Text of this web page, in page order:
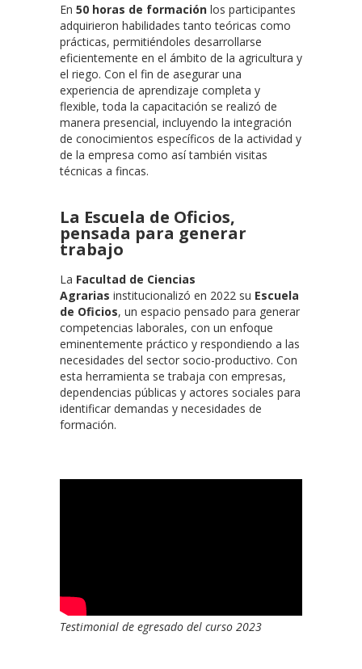
En 50 horas de formación los participantes
adquirieron habilidades tanto teóricas como
prácticas, permitiéndoles desarrollarse
eficientemente en el ámbito de la agricultura y
el riego. Con el fin de asegurar una
experiencia de aprendizaje completa y
flexible, toda la capacitación se realizó de
manera presencial, incluyendo la integración
de conocimientos específicos de la actividad y
de la empresa como así también visitas
técnicas a fincas.
La Escuela de Oficios,
pensada para generar
trabajo
La Facultad de Ciencias
Agrarias institucionalizó en 2022 su Escuela
de Oficios, un espacio pensado para generar
competencias laborales, con un enfoque
eminentemente práctico y respondiendo a las
necesidades del sector socio-productivo. Con
esta herramienta se trabaja con empresas,
dependencias públicas y actores sociales para
identificar demandas y necesidades de
formación.
Testimonial de egresado del curso 2023